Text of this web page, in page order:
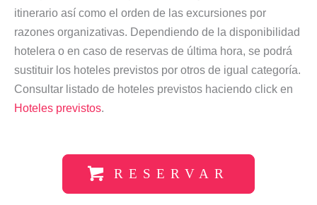
itinerario así como el orden de las excursiones por
razones organizativas. Dependiendo de la disponibilidad
hotelera o en caso de reservas de última hora, se podrá
sustituir los hoteles previstos por otros de igual categoría.
Consultar listado de hoteles previstos haciendo click en
Hoteles previstos.
RESERVAR